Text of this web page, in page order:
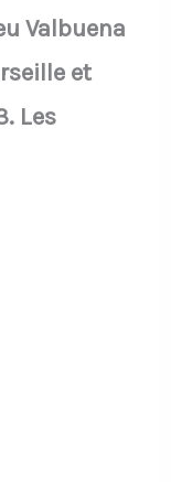
Valbuena
et
Les